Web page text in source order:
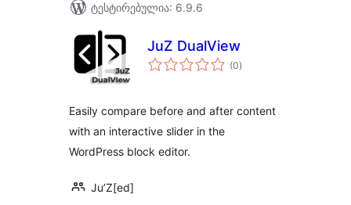
ტესტირებულია: 6.9.6
JuZ DualView
(0საერთო
რეიტინგი
)
Easily compare before and after content
with an interactive slider in the
WordPress block editor.
Ju’Z[ed]